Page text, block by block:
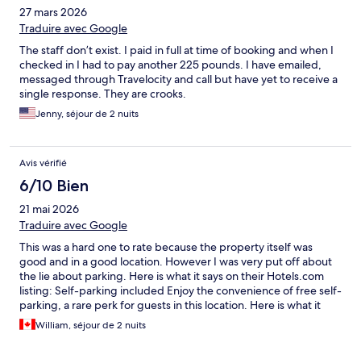
27 mars 2026
Traduire avec Google
The staff don’t exist. I paid in full at time of booking and when I
checked in I had to pay another 225 pounds. I have emailed,
messaged through Travelocity and call but have yet to receive a
single response. They are crooks.
Jenny, séjour de 2 nuits
Avis vérifié
6/10 Bien
21 mai 2026
Traduire avec Google
This was a hard one to rate because the property itself was
good and in a good location. However I was very put off about
the lie about parking. Here is what it says on their Hotels.com
listing: Self-parking included Enjoy the convenience of free self-
parking, a rare perk for guests in this location. Here is what it
says when you actually check in: WHERE CAN I PARK? If you're
travelling south on Dalkeith Road, turn left at the traffic lights
William, séjour de 2 nuits